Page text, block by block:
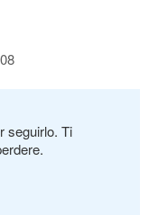
seguirlo. Ti